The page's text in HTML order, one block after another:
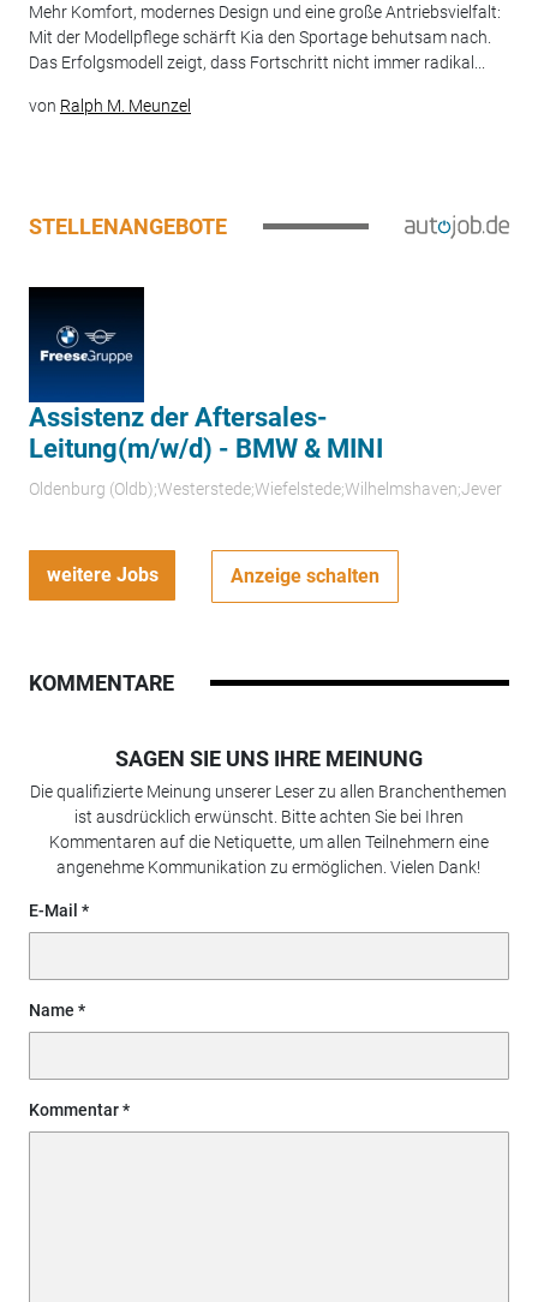
Mehr Komfort, modernes Design und eine große Antriebsvielfalt:
Mit der Modellpflege schärft Kia den Sportage behutsam nach.
Das Erfolgsmodell zeigt, dass Fortschritt nicht immer radikal...
von Ralph M. Meunzel
STELLENANGEBOTE
Assistenz der Aftersales-
Leitung(m/w/d) - BMW & MINI
Oldenburg (Oldb);Westerstede;Wiefelstede;Wilhelmshaven;Jever
weitere Jobs Anzeige schalten
KOMMENTARE
SAGEN SIE UNS IHRE MEINUNG
Die qualifizierte Meinung unserer Leser zu allen Branchenthemen
ist ausdrücklich erwünscht. Bitte achten Sie bei Ihren
Kommentaren auf die Netiquette, um allen Teilnehmern eine
angenehme Kommunikation zu ermöglichen. Vielen Dank!
E-Mail
Name
Kommentar